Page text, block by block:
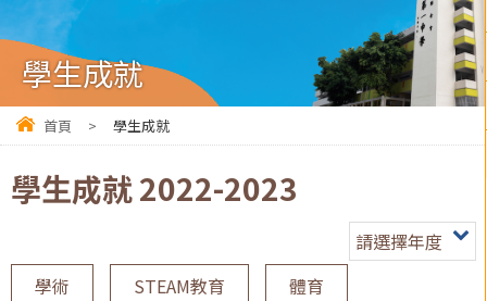
學生成就
首頁 > 學生成就
學生成就 2022-2023
請選擇年度
學術
STEAM教育
體育